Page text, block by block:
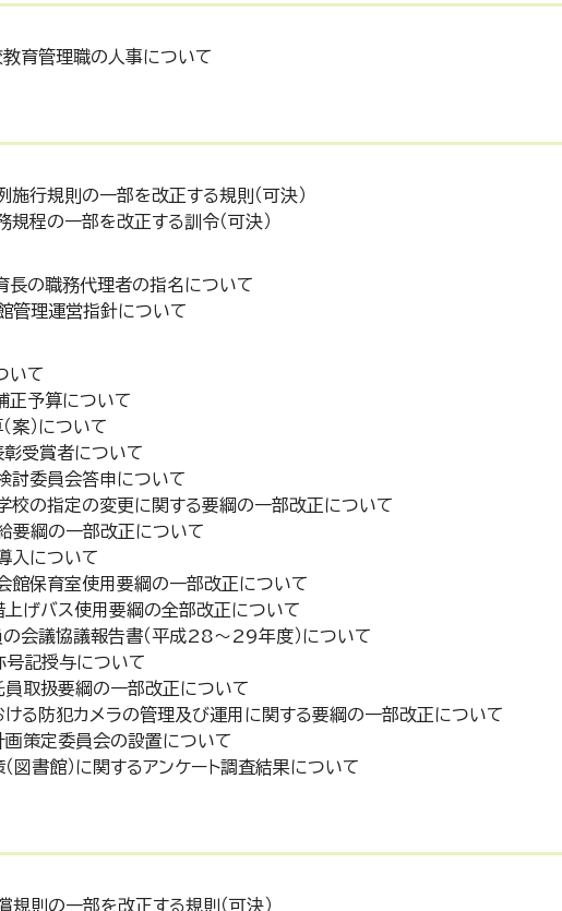
育管理職の人事について
行規則の一部を改正する規則（可決）
程の一部を改正する訓令（可決）
の職務代理者の指名について
理運営指針について
いて
予算について
）について
受賞者について
委員会答申について
の指定の変更に関する要綱の一部改正について
綱の一部改正について
入について
保育室使用要綱の一部改正について
げバス使用要綱の全部改正について
議協議報告書（平成28～29年度）について
記授与について
取扱要綱の一部改正について
防犯カメラの管理及び運用に関する要綱の一部改正について
策定委員会の設置について
書館）に関するアンケート調査結果について
則の一部を改正する規則（可決）